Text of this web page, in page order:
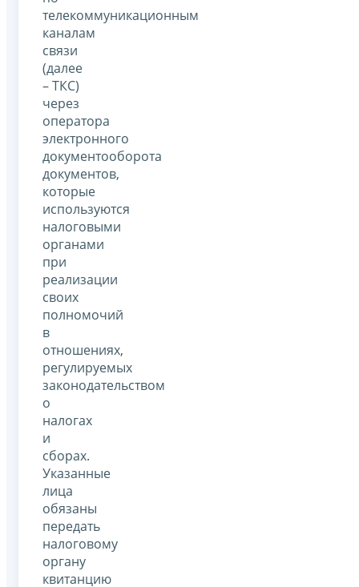
телекоммуникационным
каналам
связи
(далее
– ТКС)
через
оператора
электронного
документооборота
документов,
которые
используются
налоговыми
органами
при
реализации
своих
полномочий
в
отношениях,
регулируемых
законодательством
о
налогах
и
сборах.
Указанные
лица
обязаны
передать
налоговому
органу
квитанцию